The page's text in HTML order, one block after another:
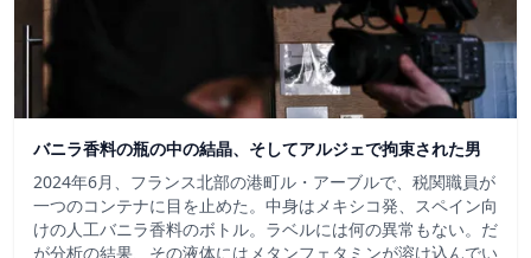
バニラ香料の瓶の中の結晶、そしてアルジェで拘束された男
2024年6月、フランス北部の港町ル・アーブルで、税関職員が
一つのコンテナに目を止めた。中身はメキシコ発、スペイン向
けの人工バニラ香料のボトル。ラベルには何の異常もない。だ
が分析の結果、その液体にはメタンフェタミンが溶け込んでい